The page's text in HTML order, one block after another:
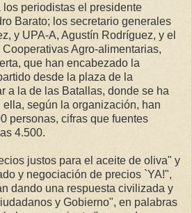
periodistas el presidente
Barato; los secretario generales
y UPA-A, Agustín Rodríguez, y el
Agro-alimentarias,
que han encabezado la
desde la plaza de la
a la de las Batallas, donde se ha
ella, según la organización, han
personas, cifras que fuentes
4.500.
justos para el aceite de oliva" y
y negociación de precios `YA!",
dando una respuesta civilizada y
y Gobierno", en palabras